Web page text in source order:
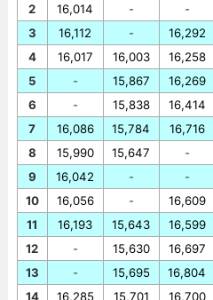
2
3
4
5
6
7
8
9
10
11
12
13
14
16,014
16,112
16,017
-
-
16,086
15,990
16,042
16,056
16,193
-
-
16,285
-
-
16,003
15,867
15,838
15,784
15,647
-
-
15,643
15,630
15,695
15,701
-
16,292
16,258
16,269
16,414
16,716
-
-
16,609
16,599
16,697
16,804
16,700